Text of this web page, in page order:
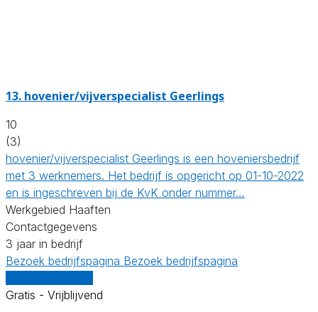
13. hovenier/vijverspecialist Geerlings
10
(3)
hovenier/vijverspecialist Geerlings is een hoveniersbedrijf
met 3 werknemers. Het bedrijf is opgericht op 01-10-2022
en is ingeschreven bij de KvK onder nummer…
Werkgebied Haaften
Contactgegevens
3 jaar in bedrijf
Bezoek bedrijfspagina Bezoek bedrijfspagina
Gratis - Vrijblijvend